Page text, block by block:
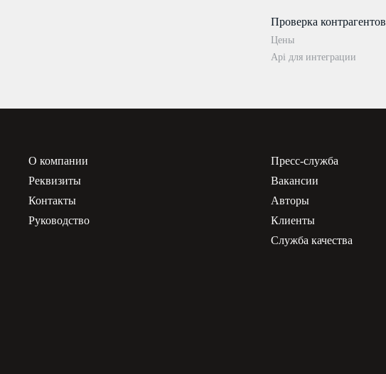
Проверка контрагентов
Цены
Api для интеграции
О компании
Реквизиты
Контакты
Руководство
Пресс-служба
Вакансии
Авторы
Клиенты
Служба качества